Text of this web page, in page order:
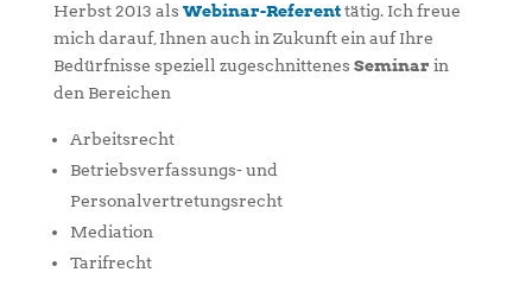
Herbst 2013 alsWebinar-Referenttätig. Ich freue
mich darauf, Ihnen auch in Zukunft ein auf Ihre
Bedürfnisse speziell zugeschnittenesSeminar in
den Bereichen
Arbeitsrecht
Betriebsverfassungs- und
Personalvertretungsrecht
Mediation
Tarifrecht